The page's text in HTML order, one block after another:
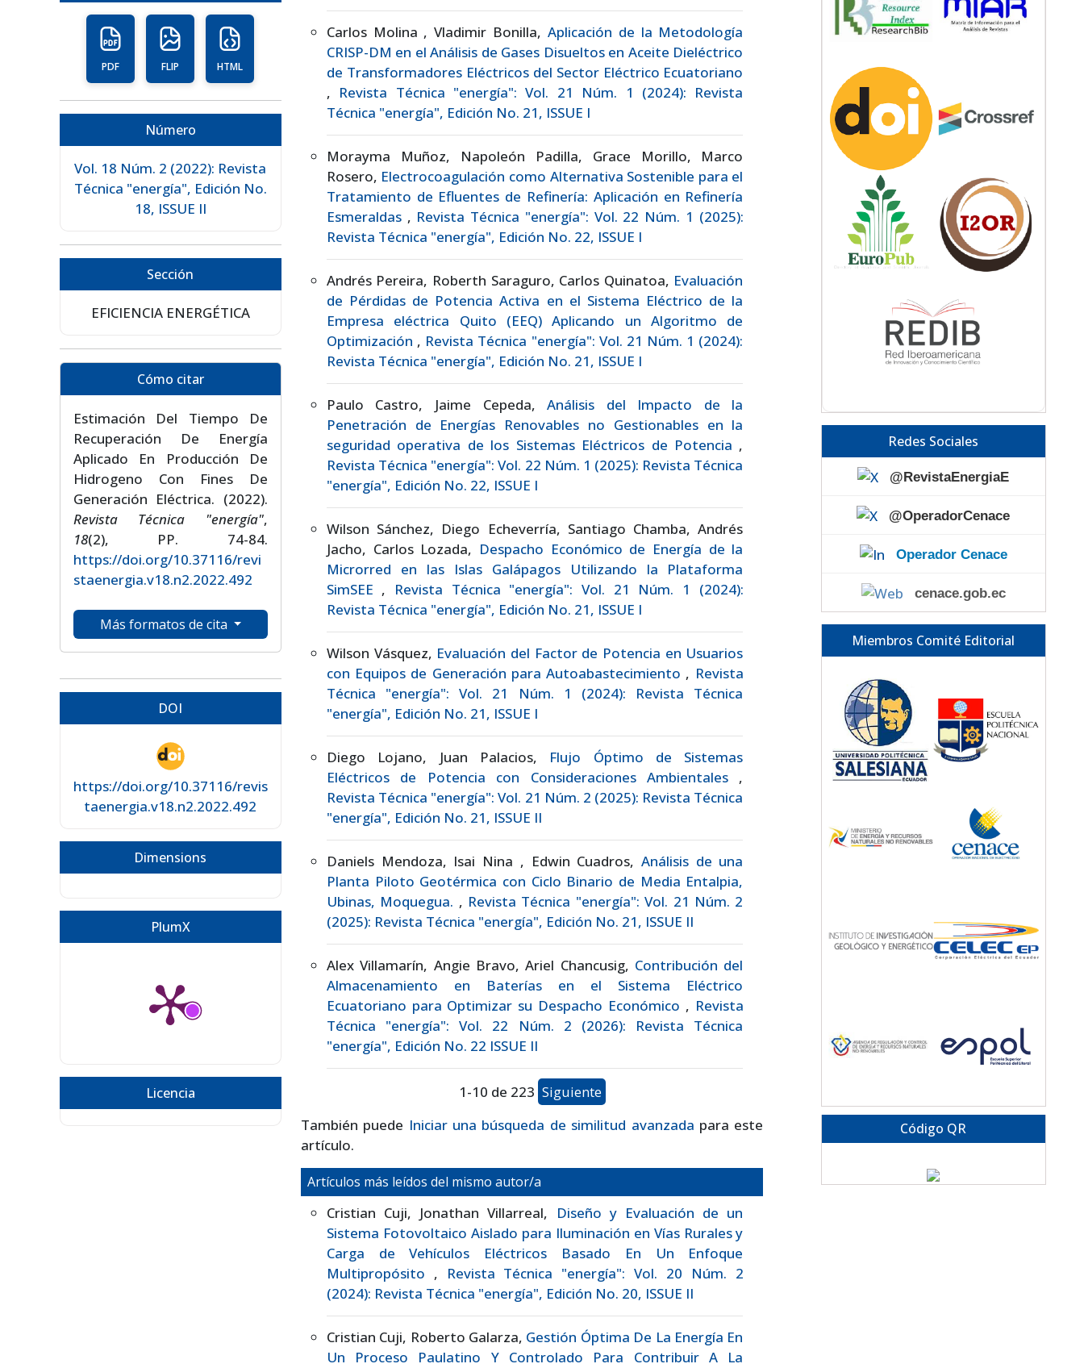
PDF FLIP HTML
Número
Vol. 18 Núm. 2 (2022): Revista
Técnica "energía", Edición No.
18, ISSUE II
Sección
EFICIENCIA ENERGÉTICA
Cómo citar
Estimación Del Tiempo De
Recuperación De Energía
Aplicado En Producción De
Hidrogeno Con Fines De
Generación Eléctrica. (2022).
Revista Técnica "energía",
18(2), PP. 74-84.
https://doi.org/10.37116/revi
staenergia.v18.n2.2022.492
Más formatos de cita
DOI
https://doi.org/10.37116/revis
taenergia.v18.n2.2022.492
Dimensions
PlumX
Licencia
Carlos Molina , Vladimir Bonilla, Aplicación de la Metodología
CRISP-DM en el Análisis de Gases Disueltos en Aceite Dieléctrico
de Transformadores Eléctricos del Sector Eléctrico Ecuatoriano
, Revista Técnica "energía": Vol. 21 Núm. 1 (2024): Revista
Técnica "energía", Edición No. 21, ISSUE I
Morayma Muñoz, Napoleón Padilla, Grace Morillo, Marco
Rosero, Electrocoagulación como Alternativa Sostenible para el
Tratamiento de Efluentes de Refinería: Aplicación en Refinería
Esmeraldas , Revista Técnica "energía": Vol. 22 Núm. 1 (2025):
Revista Técnica "energía", Edición No. 22, ISSUE I
Andrés Pereira, Roberth Saraguro, Carlos Quinatoa, Evaluación
de Pérdidas de Potencia Activa en el Sistema Eléctrico de la
Empresa eléctrica Quito (EEQ) Aplicando un Algoritmo de
Optimización , Revista Técnica "energía": Vol. 21 Núm. 1 (2024):
Revista Técnica "energía", Edición No. 21, ISSUE I
Paulo Castro, Jaime Cepeda,Análisis del Impacto de la
Penetración de Energías Renovables no Gestionables en la
seguridad operativa de los Sistemas Eléctricos de Potencia ,
Revista Técnica "energía": Vol. 22 Núm. 1 (2025): Revista Técnica
"energía", Edición No. 22, ISSUE I
Wilson Sánchez, Diego Echeverría, Santiago Chamba, Andrés
Jacho, Carlos Lozada, Despacho Económico de Energía de la
Microrred en las Islas Galápagos Utilizando la Plataforma
SimSEE , Revista Técnica "energía": Vol. 21 Núm. 1 (2024):
Revista Técnica "energía", Edición No. 21, ISSUE I
Wilson Vásquez, Evaluación del Factor de Potencia en Usuarios
con Equipos de Generación para Autoabastecimiento , Revista
Técnica "energía": Vol. 21 Núm. 1 (2024): Revista Técnica
"energía", Edición No. 21, ISSUE I
Diego Lojano, Juan Palacios, Flujo Óptimo de Sistemas
Eléctricos de Potencia con Consideraciones Ambientales ,
Revista Técnica "energía": Vol. 21 Núm. 2 (2025): Revista Técnica
"energía", Edición No. 21, ISSUE II
Daniels Mendoza, Isai Nina , Edwin Cuadros,Análisis de una
Planta Piloto Geotérmica con Ciclo Binario de Media Entalpia,
Ubinas, Moquegua. , Revista Técnica "energía": Vol. 21 Núm. 2
(2025): Revista Técnica "energía", Edición No. 21, ISSUE II
Alex Villamarín, Angie Bravo, Ariel Chancusig, Contribución del
Almacenamiento en Baterías en el Sistema Eléctrico
Ecuatoriano para Optimizar su Despacho Económico , Revista
Técnica "energía": Vol. 22 Núm. 2 (2026): Revista Técnica
"energía", Edición No. 22 ISSUE II
1-10 de 223 Siguiente
También puede Iniciar una búsqueda de similitud avanzada para este
artículo.
Artículos más leídos del mismo autor/a
Cristian Cuji, Jonathan Villarreal,
Diseño y Evaluación de un
Sistema Fotovoltaico Aislado para Iluminación en Vías Rurales y
Carga de Vehículos Eléctricos Basado En Un Enfoque
Multipropósito ,
Revista Técnica "energía": Vol. 20 Núm. 2
(2024): Revista Técnica "energía", Edición No. 20, ISSUE II
Cristian Cuji, Roberto Galarza, Gestión Óptima De La Energía En
Un Proceso Paulatino Y Controlado Para Contribuir A La
Redes Sociales
@RevistaEnergiaE
@OperadorCenace
Operador Cenace
cenace.gob.ec
Miembros Comité Editorial
Código QR